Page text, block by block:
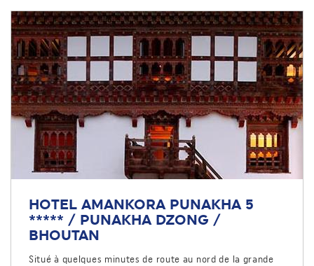
HOTEL AMANKORA PUNAKHA 5
***** / PUNAKHA DZONG /
BHOUTAN
Situé à quelques minutes de route au nord de la grande